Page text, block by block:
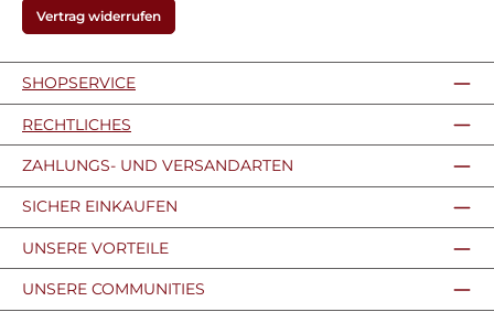
Vertrag widerrufen
SHOPSERVICE
RECHTLICHES
ZAHLUNGS- UND VERSANDARTEN
SICHER EINKAUFEN
UNSERE VORTEILE
UNSERE COMMUNITIES